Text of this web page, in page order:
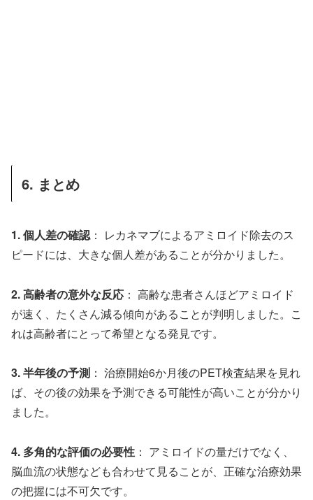
6. まとめ
1. 個人差の確認： レカネマブによるアミロイド除去のス
ピードには、大きな個人差があることが分かりました。
2. 高齢者の意外な反応 ： 高齢な患者さんほどアミロイド
が速く、たくさん減る傾向があることが判明しました。こ
れは高齢者にとって希望となる発見です。
3. 半年後の予測 ： 治療開始6か月後のPET検査結果を見れ
ば、その後の効果を予測できる可能性が高いことが分かり
ました。
4. 多角的な評価の必要性 ： アミロイドの量だけでなく、
脳血流の状態なども合わせて見ることが、正確な治療効果
の把握には不可欠です。